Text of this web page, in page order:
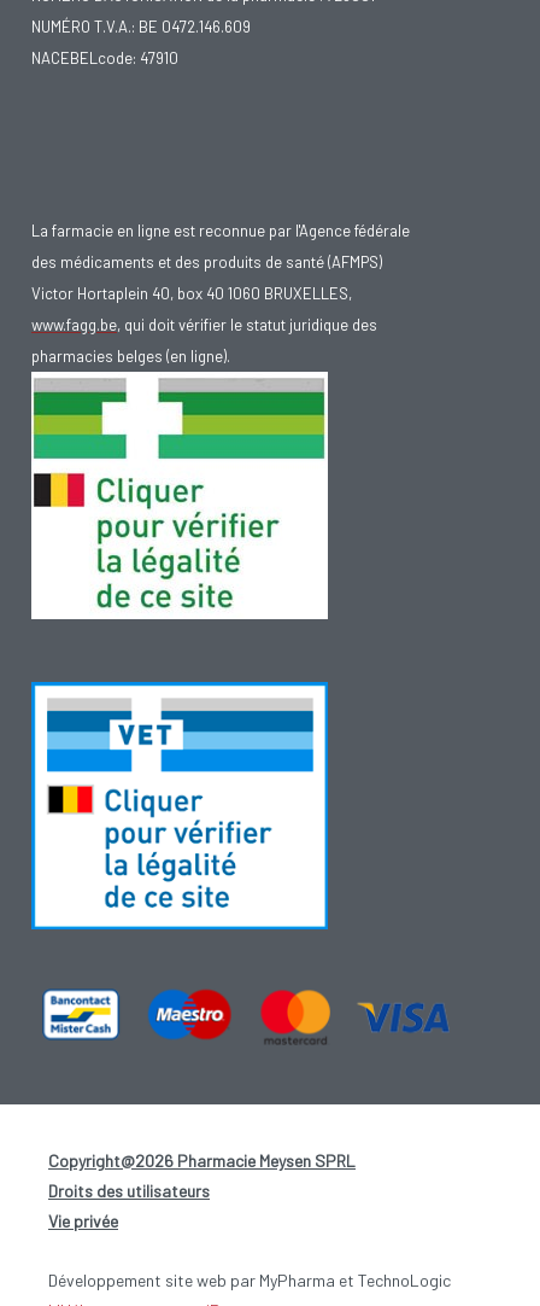
NUMÉRO T.V.A.: BE 0472.146.609
NACEBELcode: 47910
La farmacie en ligne est reconnue par l'Agence fédérale
des médicaments et des produits de santé (AFMPS)
Victor Hortaplein 40, box 40 1060 BRUXELLES,
www.fagg.be, qui doit vérifier le statut juridique des
pharmacies belges (en ligne).
Copyright@2026 Pharmacie Meysen SPRL
Droits des utilisateurs
Vie privée
Développement site web par MyPharma et TechnoLogic